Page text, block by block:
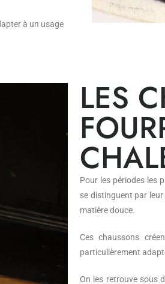
à un usage
LES
Pour les périodes les
se distinguent par
matière douce.
Ces chaussons
particulièrement
On les retrouve sous